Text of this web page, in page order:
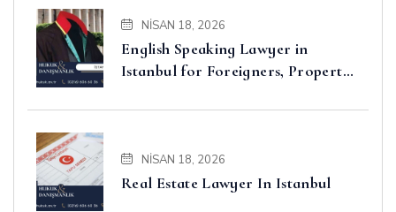
NISAN 18, 2026
English Speaking Lawyer in
Istanbul for Foreigners, Property,
NISAN 18, 2026
Real Estate Lawyer In Istanbul